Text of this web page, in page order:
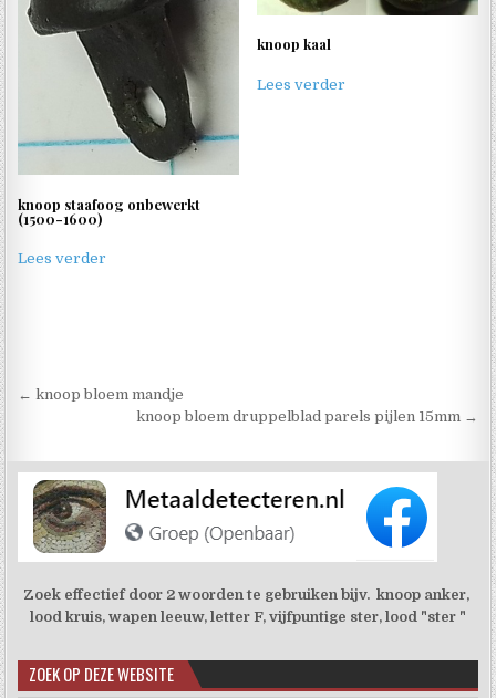
knoop staafoog onbewerkt
(1500-1600)
Lees verder
knoop kaal
Lees verder
Berichtnavigatie
← knoop bloem mandje
knoop bloem druppelblad parels pijlen 15mm →
Zoek effectief door 2 woorden te gebruiken bijv. knoop anker,
lood kruis, wapen leeuw, letter F, vijfpuntige ster, lood "ster "
ZOEK OP DEZE WEBSITE